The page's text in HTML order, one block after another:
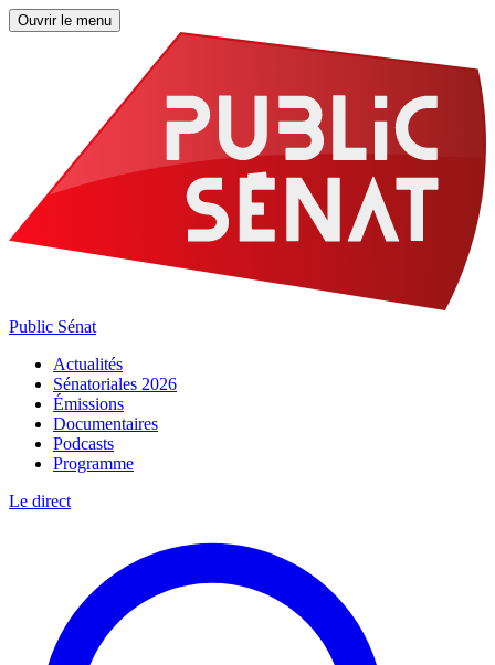
Ouvrir le menu
Public Sénat
Actualités
Sénatoriales 2026
Émissions
Documentaires
Podcasts
Programme
Le direct